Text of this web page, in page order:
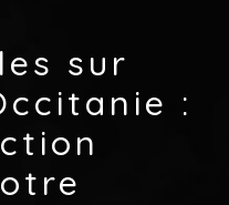
sur
: